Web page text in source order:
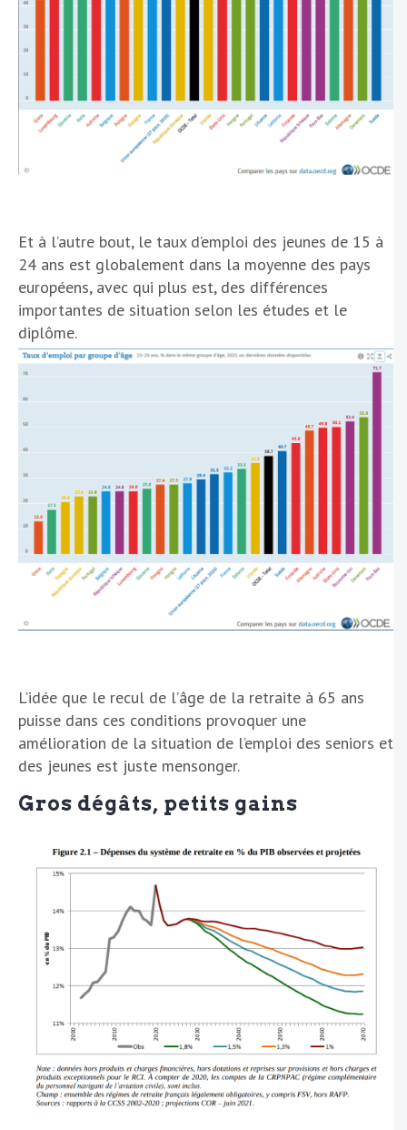
Et à l’autre bout, le taux d’emploi des jeunes de 15 à
24 ans est globalement dans la moyenne des pays
européens, avec qui plus est, des différences
importantes de situation selon les études et le
diplôme.
L’idée que le recul de l’âge de la retraite à 65 ans
puisse dans ces conditions provoquer une
amélioration de la situation de l’emploi des seniors et
des jeunes est juste mensonger.
Gros dégâts, petits gains